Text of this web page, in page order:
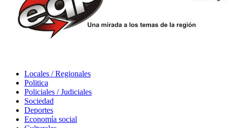
Locales / Regionales
Politica
Policiales / Judiciales
Sociedad
Deportes
Economía social